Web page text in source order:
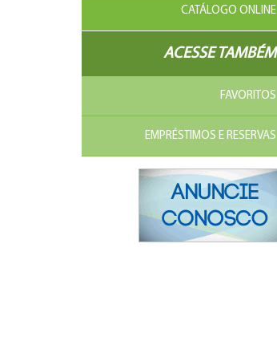
CATÁLOGO ONLINE
ACESSE TAMBÉM
FAVORITOS
EMPRÉSTIMOS E RESERVAS